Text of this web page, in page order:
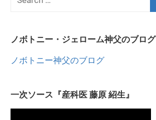
ノボトニー・ジェローム神父のブログ
ノボトニー神父のブログ
一次ソース『産科医 藤原 紹生』